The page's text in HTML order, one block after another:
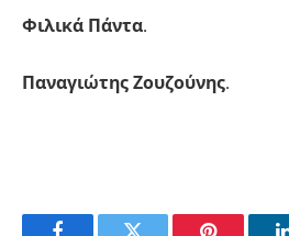
Φιλικά Πάντα.
Παναγιώτης Ζουζούνης.